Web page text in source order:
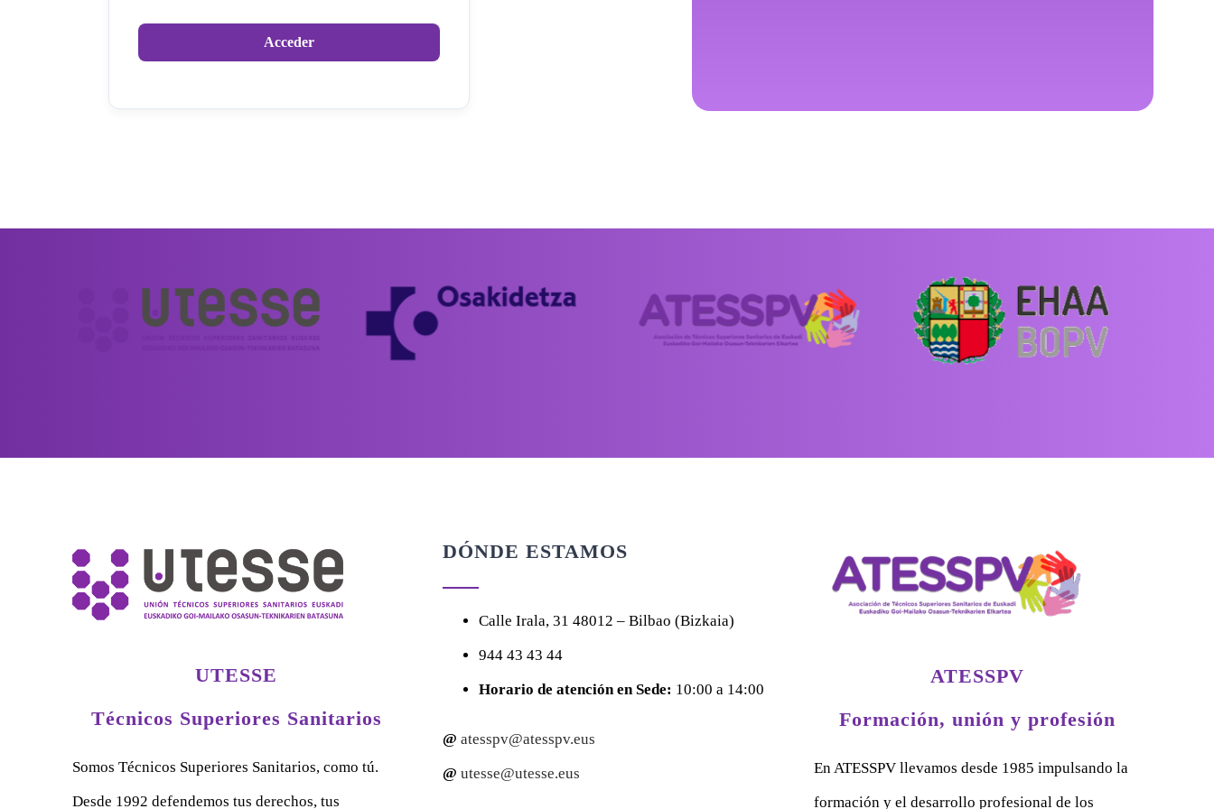
UTESSE
Técnicos Superiores Sanitarios
Somos Técnicos Superiores Sanitarios, como tú.
Desde 1992 defendemos tus derechos, tus
DÓNDE ESTAMOS
CalleIrala, 3148012 – Bilbao (Bizkaia)
944 43 43 44
Horario de atención en Sede: 10:00 a 14:00
@ atesspv@atesspv.eus
@ utesse@utesse.eus
ATESSPV
Formación, unión y profesión
En ATESSPV llevamos desde 1985 impulsando la
formación y el desarrollo profesional de los